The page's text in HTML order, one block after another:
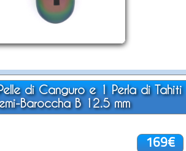
di Canguro e 1 Perla di Tahiti
Baroccha B 12.5 mm
169€